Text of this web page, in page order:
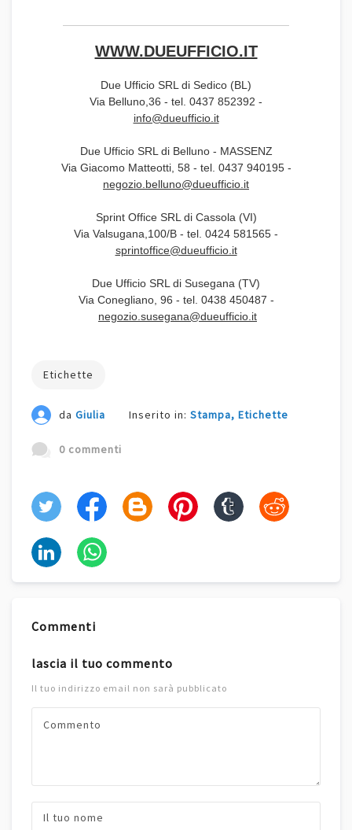
WWW.DUEUFFICIO.IT
Due Ufficio SRL di Sedico (BL)
Via Belluno,36 - tel. 0437 852392 -
info@dueufficio.it
Due Ufficio SRL di Belluno - MASSENZ
Via Giacomo Matteotti, 58 - tel. 0437 940195 -
negozio.belluno@dueufficio.it
Sprint Office SRL di Cassola (VI)
Via Valsugana,100/B - tel. 0424 581565 -
sprintoffice@dueufficio.it
Due Ufficio SRL di Susegana (TV)
Via Conegliano, 96 - tel. 0438 450487 -
negozio.susegana@dueufficio.it
Etichette
da Giulia Inserito in: Stampa Etichette
0 commenti
Commenti
lascia il tuo commento
Il tuo indirizzo email non sarà pubblicato